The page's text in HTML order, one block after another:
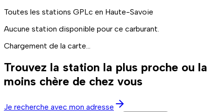
Toutes les stations GPLc en Haute-Savoie
Aucune station disponible pour ce carburant.
Chargement de la carte...
Trouvez la station la plus proche ou la
moins chère de chez vous
Je recherche avec mon adresse